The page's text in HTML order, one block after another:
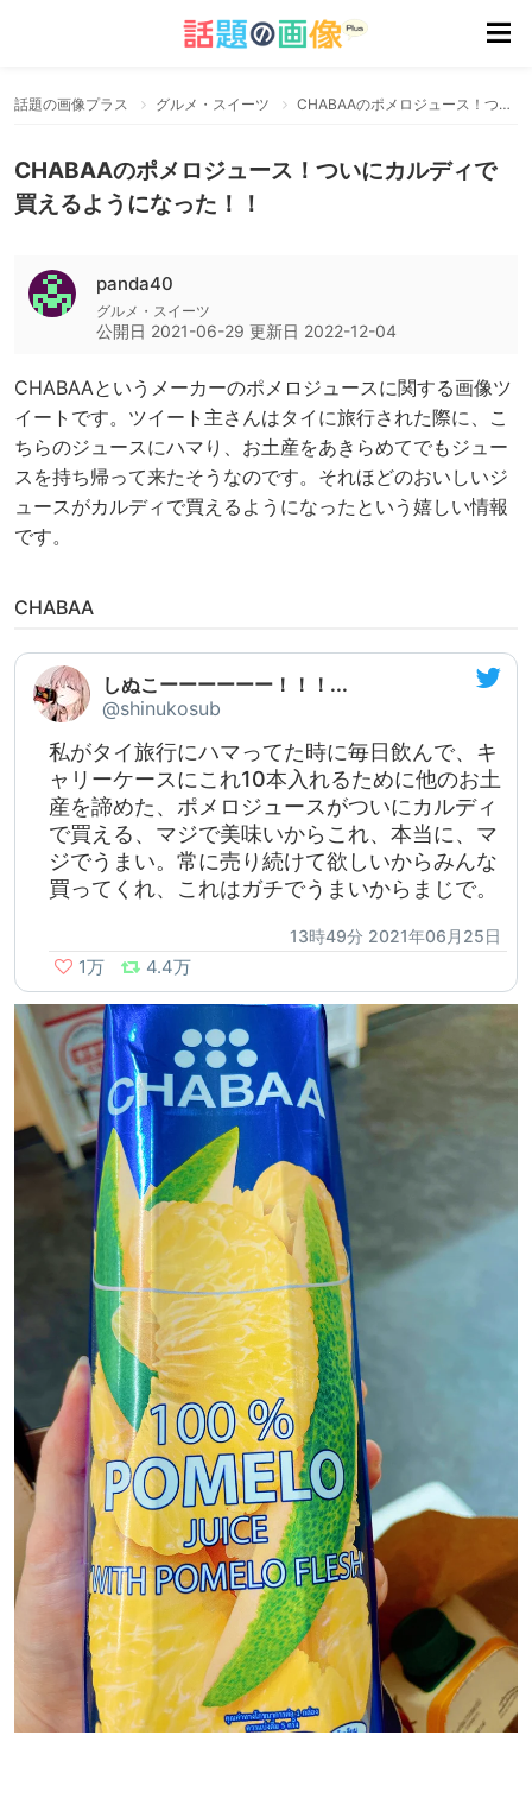
話題の画像プラス グルメ・スイーツ CHABAAのポメロジュース！ついにカルディで買えるようになった！！
CHABAAのポメロジュース！ついにカルディで
買えるようになった！！
panda40
グルメ・スイーツ
公開日 2021-06-29 更新日 2022-12-04
CHABAAというメーカーのポメロジュースに関する画像ツ
イートです。ツイート主さんはタイに旅行された際に、こ
ちらのジュースにハマり、お土産をあきらめてでもジュー
スを持ち帰って来たそうなのです。それほどのおいしいジ
ュースがカルディで買えるようになったという嬉しい情報
です。
CHABAA
しぬこーーーーーー！！！...
@shinukosub
私がタイ旅行にハマってた時に毎日飲んで、キ
ャリーケースにこれ10本入れるために他のお土
産を諦めた、ポメロジュースがついにカルディ
で買える、マジで美味いからこれ、本当に、マ
ジでうまい。常に売り続けて欲しいからみんな
買ってくれ、これはガチでうまいからまじで。
13時49分 2021年06月25日
1万 4.4万